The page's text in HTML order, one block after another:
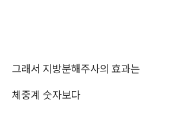
그래서 지방분해주사의 효과는
체중계 숫자보다